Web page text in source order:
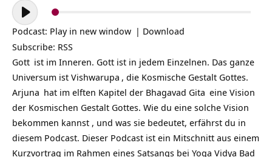
Audio-
Player
Podcast: Play in new window | Download
Subscribe: RSS
Gott ist im Inneren. Gott ist in jedem Einzelnen. Das ganze
Universum ist Vishwarupa , die Kosmische Gestalt Gottes.
Arjuna hat im elften Kapitel der Bhagavad Gita eine Vision
der Kosmischen Gestalt Gottes. Wie du eine solche Vision
bekommen kannst , und was sie bedeutet, erfährst du in
diesem Podcast. Dieser Podcast ist ein Mitschnitt aus einem
Kurzvortrag im Rahmen eines Satsangs bei Yoga Vidya Bad